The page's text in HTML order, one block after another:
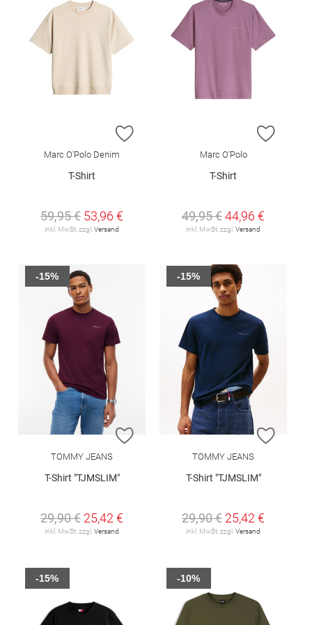
ZUR WUNSCHLISTE HINZUFÜGEN
Marc O'Polo Denim
T-Shirt
59,95 € 53,96 €
inkl. MwSt. zzgl. Versand
ZUR
Marc O'Polo
T-Shirt
49,95 €44,96 €
inkl. MwSt. zzgl. Versand
ZUR WUNSCHLISTE HINZUFÜGEN
TOMMY JEANS
T-Shirt "TJMSLIM"
29,90 € 25,42 €
inkl. MwSt. zzgl. Versand
-15%
ZUR
TOMMY JEANS
T-Shirt "TJMSLIM"
29,90 € 25,42 €
inkl. MwSt. zzgl. Versand
-15%
-15% -10%